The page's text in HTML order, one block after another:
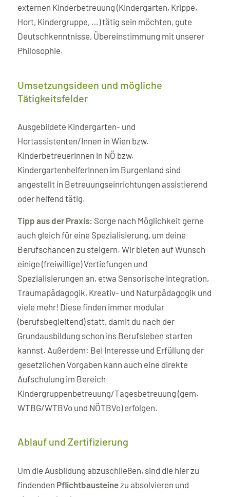
externen Kinderbetreuung (Kindergarten, Krippe,
Hort, Kindergruppe, …) tätig sein möchten, gute
Deutschkenntnisse, Übereinstimmung mit unserer
Philosophie.
Umsetzungsideen und mögliche
Tätigkeitsfelder
Ausgebildete Kindergarten- und
Hortassistenten/Innen in Wien bzw.
KinderbetreuerInnen in NÖ bzw.
KindergartenhelferInnen im Burgenland sind
angestellt in Betreuungseinrichtungen assistierend
oder helfend tätig.
Tipp aus der Praxis: Sorge nach Möglichkeit gerne
auch gleich für eine Spezialisierung, um deine
Berufschancen zu steigern. Wir bieten auf Wunsch
einige (freiwillige) Vertiefungen und
Spezialisierungen an, etwa Sensorische Integration,
Traumapädagogik, Kreativ- und Naturpädagogik und
viele mehr! Diese finden immer modular
(berufsbegleitend) statt, damit du nach der
Grundausbildung schon ins Berufsleben starten
kannst. Außerdem: Bei Interesse und Erfüllung der
gesetzlichen Vorgaben kann auch eine direkte
Aufschulung im Bereich
Kindergruppenbetreuung/Tagesbetreuung (gem.
WTBG/WTBVo und NÖTBVo) erfolgen.
Ablauf und Zertifizierung
Um die Ausbildung abzuschließen, sind die hier zu
findenden Pflichtbausteinezu absolvieren und